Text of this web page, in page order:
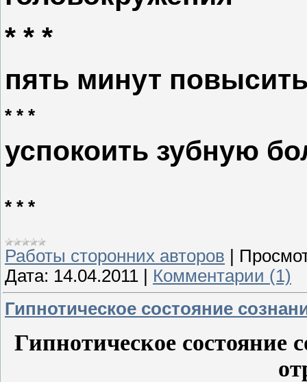
* * *
пять минут
* * *
успокоить зубную
* * *
Работы сторонних авторов
Дата: 14.04.2011
Комментарии (1)
Гипнотическое состояние
Гипнотическое состояние